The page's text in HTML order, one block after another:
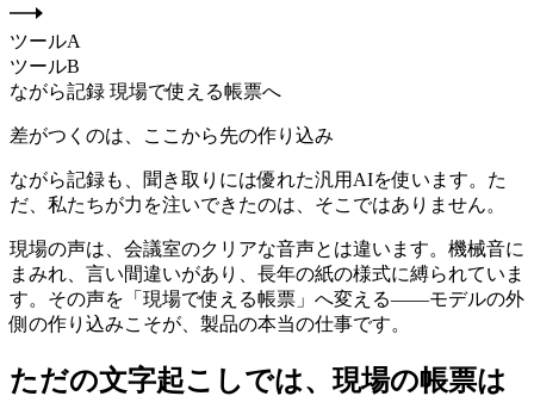
ツールA
ツールB
ながら記録 現場で使える帳票へ
差がつくのは、ここから先の作り込み
ながら記録も、聞き取りには優れた汎用AIを使います。た
だ、私たちが力を注いできたのは、そこではありません。
現場の声は、会議室のクリアな音声とは違います。機械音に
まみれ、言い間違いがあり、長年の紙の様式に縛られていま
す。その声を「現場で使える帳票」へ変える——モデルの外
側の作り込みこそが、製品の本当の仕事です。
ただの文字起こしでは、現場の帳票は